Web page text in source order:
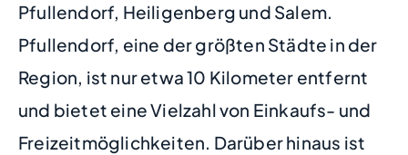
Pfullendorf, Heiligenberg und Salem.
Pfullendorf, eine der größten Städte in der
Region, ist nur etwa 10 Kilometer entfernt
und bietet eine Vielzahl von Einkaufs- und
Freizeitmöglichkeiten. Darüber hinaus ist